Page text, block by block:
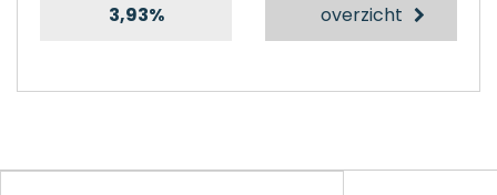
3,93%
overzicht